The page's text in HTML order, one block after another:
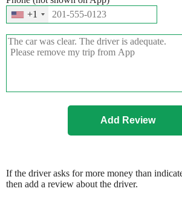
+1
If the driver asks for more money than
then add a review about the driver.